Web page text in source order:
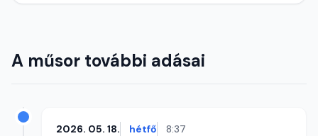
A műsor további adásai
2026. 05. 18. hétfő 8:37